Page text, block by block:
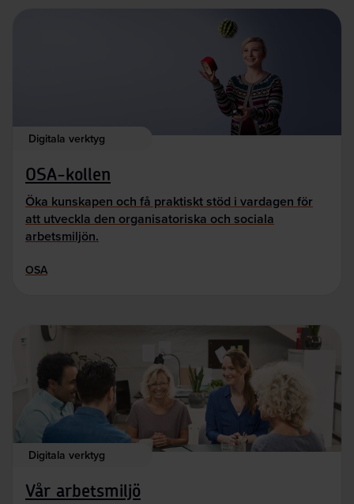
Digitala verktyg
OSA-kollen
Öka kunskapen och få praktiskt stöd i vardagen för
att utveckla den organisatoriska och sociala
arbetsmiljön.
OSA
Digitala verktyg
Vår arbetsmiljö